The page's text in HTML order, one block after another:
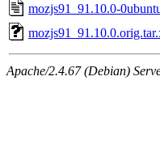
mozjs91_91.10.0-
Apache/2.4.67 (Debian)